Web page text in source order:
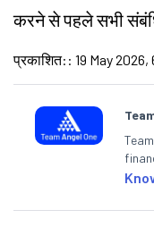
करने से पहले सभी
प्रकाशित: : 19 May